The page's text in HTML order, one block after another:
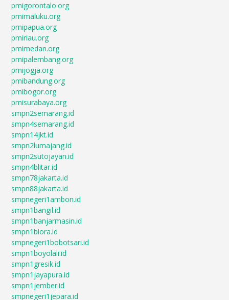
pmigorontalo.org
pmimaluku.org
pmipapua.org
pmiriau.org
pmimedan.org
pmipalembang.org
pmijogja.org
pmibandung.org
pmibogor.org
pmisurabaya.org
smpn2semarang.id
smpn4semarang.id
smpn14jkt.id
smpn2lumajang.id
smpn2sutojayan.id
smpn4blitar.id
smpn78jakarta.id
smpn88jakarta.id
smpnegeri1ambon.id
smpn1bangil.id
smpn1banjarmasin.id
smpn1biora.id
smpnegeri1bobotsari.id
smpn1boyolali.id
smpn1gresik.id
smpn1jayapura.id
smpn1jember.id
smpnegeri1jepara.id